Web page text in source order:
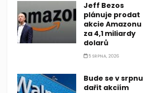
Jeff Bezos
plánuje prodat
akcie Amazonu
za 4,1 miliardy
dolarů
5 SRPNA, 2026
Bude se v srpnu
dařit akciím